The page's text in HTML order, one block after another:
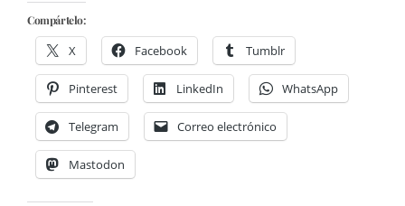
Compártelo:
X Facebook Tumblr
Pinterest LinkedIn WhatsApp
Telegram Correo electrónico
Mastodon